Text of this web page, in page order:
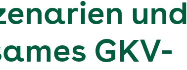
und
GKV-